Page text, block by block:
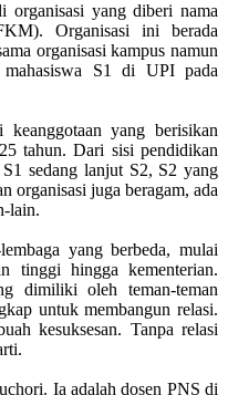
organisasi yang diberi nama
Organisasi ini berada
organisasi kampus namun
mahasiswa S1 di UPI pada
keanggotaan yang berisikan
tahun. Dari sisi pendidikan
sedang lanjut S2, S2 yang
organisasi juga beragam, ada
lain.
yang berbeda, mulai
tinggi hingga kementerian.
dimiliki oleh teman-teman
untuk membangun relasi.
kesuksesan. Tanpa relasi
Ia adalah dosen PNS di